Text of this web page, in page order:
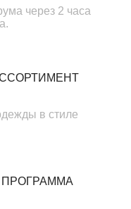
через 2 часа
в стиле